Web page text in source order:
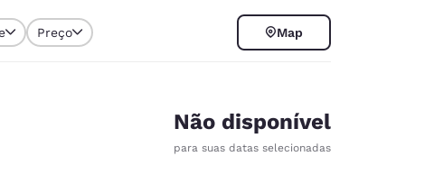
Preço Map
Não disponível
para suas datas selecionadas